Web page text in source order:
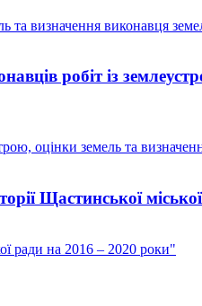
визначення виконавця
робіт із
оцінки земель та
Щастинської
ради на 2016 – 2020 роки"